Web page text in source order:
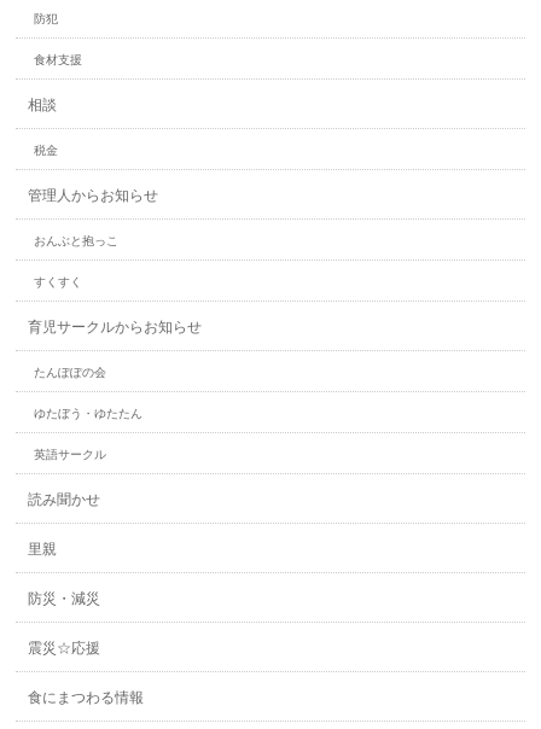
防犯
食材支援
相談
税金
管理人からお知らせ
おんぶと抱っこ
すくすく
育児サークルからお知らせ
たんぽぽの会
ゆたぼう・ゆたたん
英語サークル
読み聞かせ
里親
防災・減災
震災☆応援
食にまつわる情報